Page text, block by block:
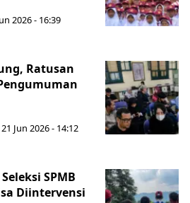
2026 - 16:39
Ratusan
Jun 2026 - 14:12
SPMB
Diintervensi